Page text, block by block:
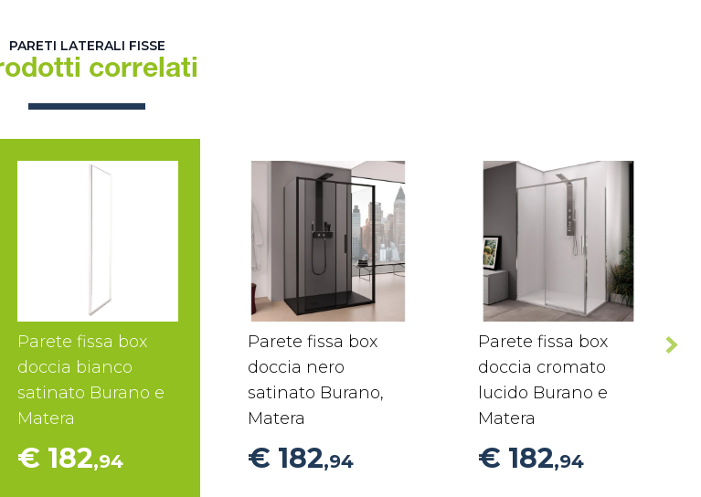
PARETI LATERALI FISSE
correlati
Parete fissa box
doccia bianco
satinato Burano e
Matera
€ 182,94
Parete fissa box
doccia nero
satinato Burano,
Matera
€ 182,94
Parete fissa box
doccia cromato
lucido Burano e
Matera
€ 182,94